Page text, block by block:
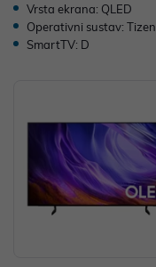
Vrsta ekrana: QLED
Operativni sustav: Tizen
SmartTV: D